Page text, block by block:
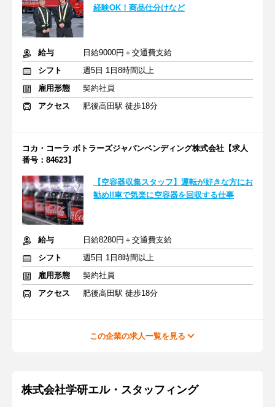
経験OK！商品仕分けなど
給与
日給9000円＋交通費支給
シフト
週5日 1日8時間以上
雇用形態
契約社員
アクセス
肥後高田駅 徒歩18分
コカ・コーラ ボトラーズジャパンベンディング株式会社【求人
番号：84623】
【空容器収集スタッフ】運転が好きな方にお
勧め!!車で気楽に空容器を回収する仕事
給与
日給8280円＋交通費支給
シフト
週5日 1日8時間以上
雇用形態
契約社員
アクセス
肥後高田駅 徒歩18分
この企業の求人一覧を見る
株式会社学研エル・スタッフィング